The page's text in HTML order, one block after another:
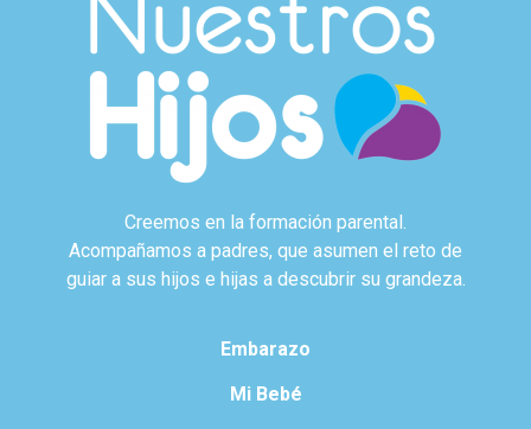
Creemos en la formación parental.
Acompañamos a padres, que asumen el reto de
guiar a sus hijos e hijas a descubrir su grandeza.
Embarazo
Mi Bebé